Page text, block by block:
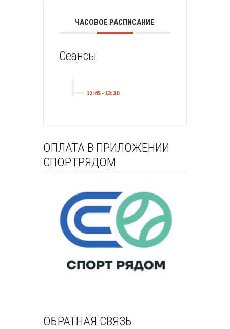
ЧАСОВОЕ РАСПИСАНИЕ
Сеансы
12:45- 13:30
ОПЛАТА В ПРИЛОЖЕНИИ
СПОРТРЯДОМ
ОБРАТНАЯ СВЯЗЬ